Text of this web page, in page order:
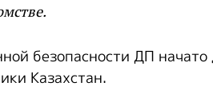
безопасности ДП начато
Казахстан.